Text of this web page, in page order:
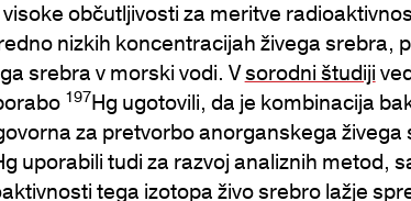
občutljivosti za meritve
nizkih koncentracijah živega srebra,
srebra v morski vodi. Vsorodni študiji
197Hg ugotovili, da je kombinacija
za pretvorbo anorganskega
uporabili tudi za razvoj analiznih metod,
tega izotopa živo srebro lažje